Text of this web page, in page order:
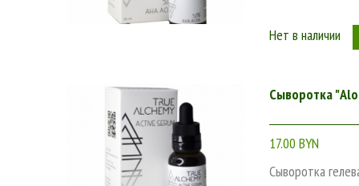
Нет в наличии
Сыворотка
17.00 BYN
Сыворотка